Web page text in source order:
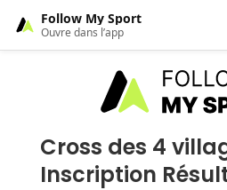
Cross des 4
Inscription
Follow My Sport
Ouvre dans l’app